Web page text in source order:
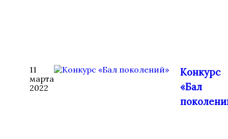
11
марта
2022
Конкурс
«Бал